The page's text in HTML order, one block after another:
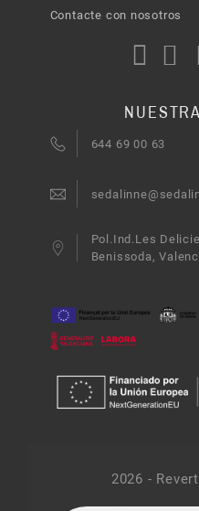
Contacte con nosotros
644 69 00 63
Pol.Ind.Les
Benissoda,
2026 -